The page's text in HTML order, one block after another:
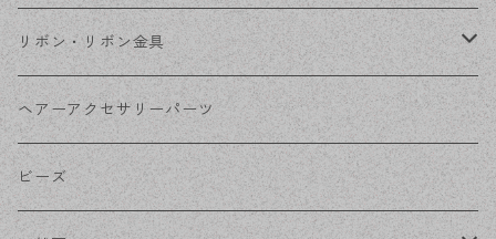
コネクター
その他
ピン類
花座・ビーズキャップ
チェーン
金属
アクリル・プラ
ファーボール
リボン・リボン金具
リボン
リボン金具
ヘアーアクセサリーパーツ
ビーズ